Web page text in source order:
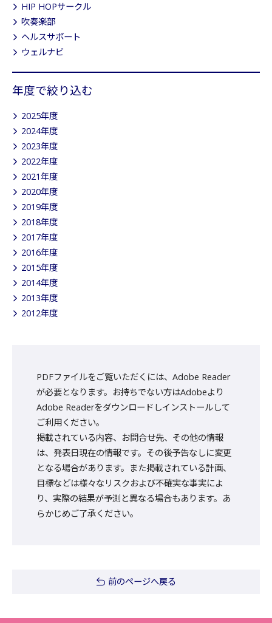
HIP HOPサークル
吹奏楽部
ヘルスサポート
ウェルナビ
年度で絞り込む
2025年度
2024年度
2023年度
2022年度
2021年度
2020年度
2019年度
2018年度
2017年度
2016年度
2015年度
2014年度
2013年度
2012年度
PDFファイルをご覧いただくには、Adobe Reader
が必要となります。お持ちでない方はAdobeより
Adobe Readerをダウンロードしインストールして
ご利用ください。
掲載されている内容、お問合せ先、その他の情報
は、発表日現在の情報です。その後予告なしに変更
となる場合があります。また掲載されている計画、
目標などは様々なリスクおよび不確実な事実によ
り、実際の結果が予測と異なる場合もあります。あ
らかじめご了承ください。
前のページへ戻る